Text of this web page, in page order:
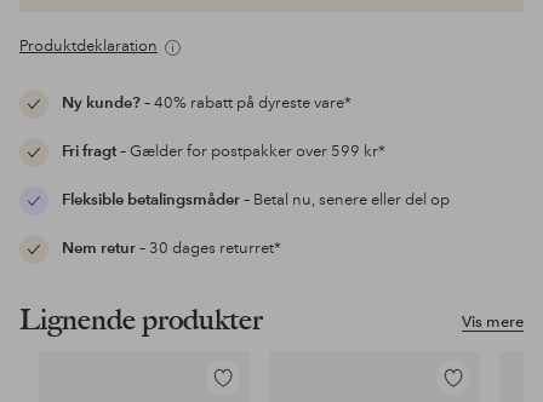
Produktdeklaration
Ny kunde?– 40% rabatt på dyreste vare*
Fri fragt– Gælder for postpakker over 599 kr*
Fleksible betalingsmåder– Betal nu, senere eller del op
Nem retur– 30 dages returret*
Vis mere
Lignende produkter
Tilføj
Tilføj